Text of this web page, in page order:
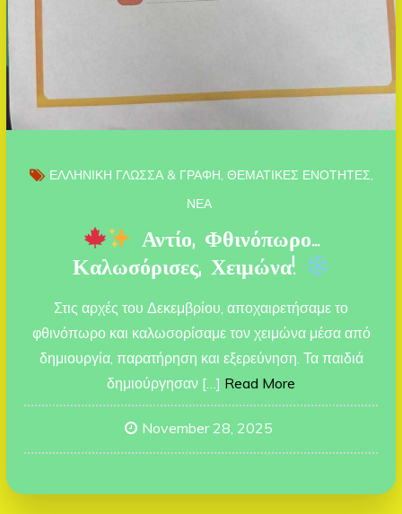
ΕΛΛΗΝΙΚΗ ΓΛΩΣΣΑ & ΓΡΑΦΗ ΘΕΜΑΤΙΚΕΣ ΕΝΟΤΗΤΕΣ
ΝΕΑ
Αντίο, Φθινόπωρο…
Καλωσόρισες, Χειμώνα!
Στις αρχές του Δεκεμβρίου, αποχαιρετήσαμε το
φθινόπωρο και καλωσορίσαμε τον χειμώνα μέσα από
δημιουργία, παρατήρηση και εξερεύνηση. Τα παιδιά
δημιούργησαν […] Read More
November 28, 2025